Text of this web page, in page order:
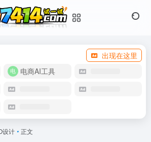
出现在这里
电商AI工具
设计 • 正文